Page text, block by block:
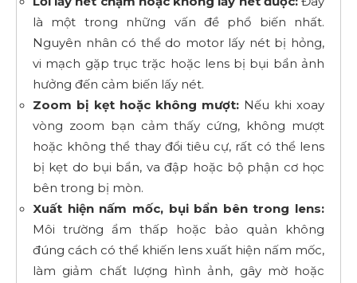
là một trong những vấn đề phổ biến nhất.
Nguyên nhân có thể do motor lấy nét bị hỏng,
vi mạch gặp trục trặc hoặc lens bị bụi bẩn ảnh
hưởng đến cảm biến lấy nét.
Zoom bị kẹt hoặc không mượt: Nếu khi xoay
vòng zoom bạn cảm thấy cứng, không mượt
hoặc không thể thay đổi tiêu cự, rất có thể lens
bị kẹt do bụi bẩn, va đập hoặc bộ phận cơ học
bên trong bị mòn.
Xuất hiện nấm mốc, bụi bẩn bên trong lens:
Môi trường ẩm thấp hoặc bảo quản không
đúng cách có thể khiến lens xuất hiện nấm mốc,
làm giảm chất lượng hình ảnh, gây mờ hoặc